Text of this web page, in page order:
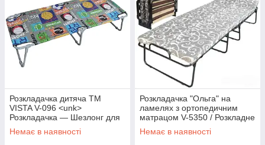
Розкладачка дитяча ТМ
VISTA V-096 <unk>
Розкладачка — Шезлонг для
дому та туризму
Немає в наявності
Розкладачка "Ольга" на
ламелях з ортопедичним
матрацом V-5350 / Розкладне
ліжко для дому та дачі
Немає в наявності